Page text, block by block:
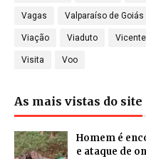
Vagas Valparaíso de Goiás
Viação Viaduto
Visita Voo
As mais vistas do site
Homem é
e ataque de